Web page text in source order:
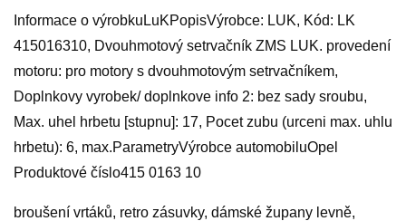
Informace o výrobkuLuKPopisVýrobce: LUK, Kód: LK
415016310, Dvouhmotový setrvačník ZMS LUK. provedení
motoru: pro motory s dvouhmotovým setrvačníkem,
Doplnkovy vyrobek/ doplnkove info 2: bez sady sroubu,
Max. uhel hrbetu [stupnu]: 17, Pocet zubu (urceni max. uhlu
hrbetu): 6, max.ParametryVýrobce automobiluOpel
Produktové číslo415 0163 10
broušení vrtáků, retro zásuvky, dámské župany levně,